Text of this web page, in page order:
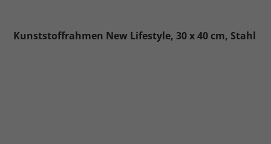
Kunststoffrahmen New Lifestyle, 30 x 40 cm, Stahl